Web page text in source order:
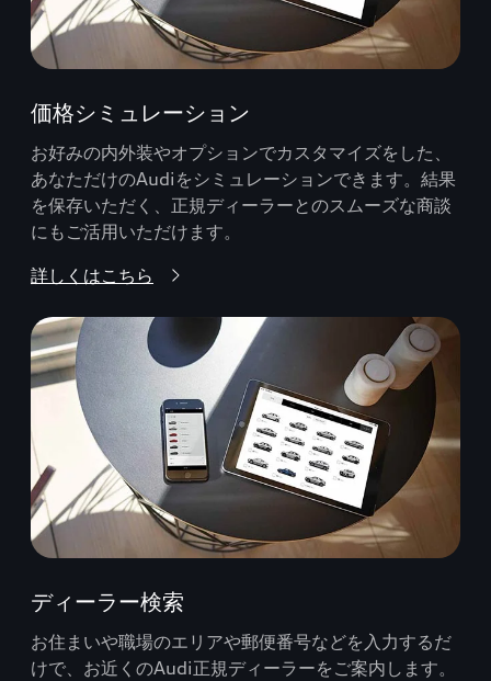
価格シミュレーション
お好みの内外装やオプションでカスタマイズをした、
あなただけのAudiをシミュレーションできます。結果
を保存いただく、正規ディーラーとのスムーズな商談
にもご活用いただけます。
詳しくはこちら
ディーラー検索
お住まいや職場のエリアや郵便番号などを入力するだ
けで、お近くのAudi正規ディーラーをご案内します。